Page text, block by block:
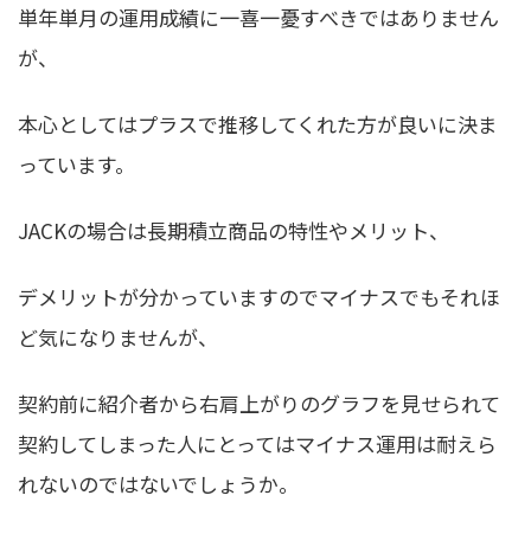
単年単月の運用成績に一喜一憂すべきではありません
が、
本心としてはプラスで推移してくれた方が良いに決ま
っています。
JACKの場合は長期積立商品の特性やメリット、
デメリットが分かっていますのでマイナスでもそれほ
ど気になりませんが、
契約前に紹介者から右肩上がりのグラフを見せられて
契約してしまった人にとってはマイナス運用は耐えら
れないのではないでしょうか。